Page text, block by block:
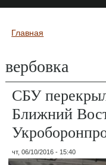
Вы здесь
Главная
вербовка
СБУ
Ближний
чт, 06/10/2016 - 15:40